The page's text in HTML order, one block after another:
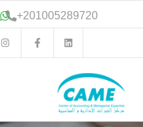
انتقل
إلى 201005289720
+